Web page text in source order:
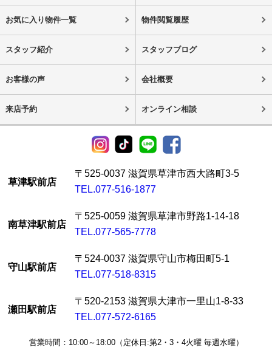
お気に入り物件一覧 物件閲覧履歴
スタッフ紹介 スタッフブログ
お客様の声 会社概要
来店予約 オンライン相談
草津駅前店
〒525-0037 滋賀県草津市西大路町3-5
TEL.077-516-1877
南草津駅前店
〒525-0059 滋賀県草津市野路1-14-18
TEL.077-565-7778
守山駅前店
〒524-0037 滋賀県守山市梅田町5-1
TEL.077-518-8315
瀬田駅前店
〒520-2153 滋賀県大津市一里山1-8-33
TEL.077-572-6165
営業時間：10:00～18:00（定休日:第2・3・4火曜 毎週水曜）